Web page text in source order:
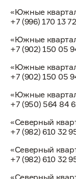
«Южные
+7 (996) 170 13 72
«Южные
+7 (902) 150 05
«Южные
+7 (902) 150 05
«Южные
+7 (950) 564 84
«Северный
+7 (982) 610 32
«Северный
+7 (982) 610 32
«Северный